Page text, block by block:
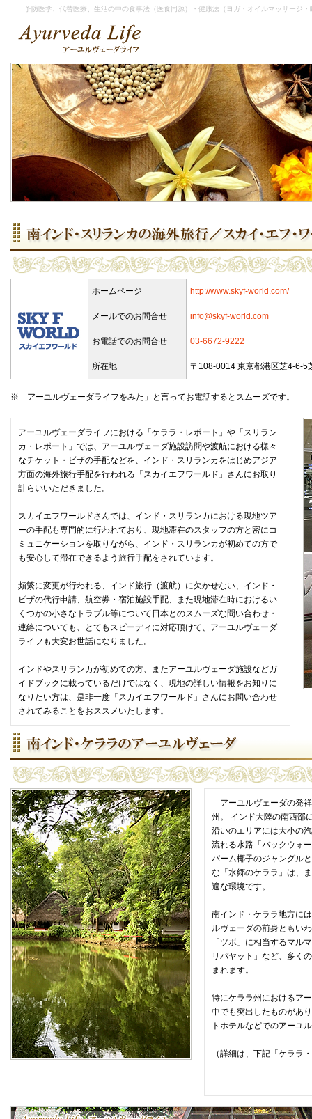
予防医学、代替医療、生活の中の食事法（医食同源）・健康法（ヨガ・オイルマッサージ
ホームページ http://www.skyf-world.com/
メールでのお問合せ info@skyf-world.com
お電話でのお問合せ 03-6672-9222
所在地 〒108-0014 東京都港区芝4-6-5
※「アーユルヴェーダライフをみた」と言ってお電話するとスムーズです。
アーユルヴェーダライフにおける「ケララ・レポート」や「スリラン
カ・レポート」では、アーユルヴェーダ施設訪問や渡航における様々
なチケット・ビザの手配などを、インド・スリランカをはじめアジア
方面の海外旅行手配を行われる「スカイエフワールド」さんにお取り
計らいいただきました。
スカイエフワールドさんでは、インド・スリランカにおける現地ツア
ーの手配も専門的に行われており、現地滞在のスタッフの方と密にコ
ミュニケーションを取りながら、インド・スリランカが初めての方で
も安心して滞在できるよう旅行手配をされています。
頻繁に変更が行われる、インド旅行（渡航）に欠かせない、インド・
ビザの代行申請、航空券・宿泊施設手配、また現地滞在時におけるい
くつかの小さなトラブル等について日本とのスムーズな問い合わせ・
連絡についても、とてもスピーディに対応頂けて、アーユルヴェーダ
ライフも大変お世話になりました。
インドやスリランカが初めての方、またアーユルヴェーダ施設などガ
イドブックに載っているだけではなく、現地の詳しい情報をお知りに
なりたい方は、是非一度「スカイエフワールド」さんにお問い合わせ
されてみることをおススメいたします。
「アーユルヴェーダの発
州。 インド大陸の南西部
沿いのエリアには大小の
流れる水路「バックウォ
パーム椰子のジャングル
な「水郷のケララ」は、
適な環境です。
南インド・ケララ地方に
ルヴェーダの前身ともい
「ツボ」に相当するマル
リパヤット」など、多く
まれます。
特にケララ州におけるア
中でも突出したものがあ
トホテルなどでのアーユ
（詳細は、下記「ケララ